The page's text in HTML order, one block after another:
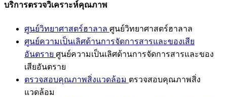
บริการตรวจวิเคราะห์คุณภาพ
ศูนย์วิทยาศาสตร์ฮาลาล ศูนย์วิทยาศาสตร์ฮาลาล
ศูนย์ความเป็นเลิศด้านการจัดการสารและของเสีย
อันตราย ศูนย์ความเป็นเลิศด้านการจัดการสารและของ
เสียอันตราย
ตรวจสอบคุณภาพสิ่งแวดล้อม ตรวจสอบคุณภาพสิ่ง
แวดล้อม